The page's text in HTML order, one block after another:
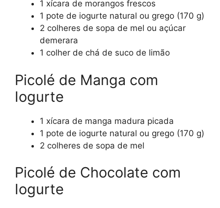
1 xícara de morangos frescos
1 pote de iogurte natural ou grego (170 g)
2 colheres de sopa de mel ou açúcar
demerara
1 colher de chá de suco de limão
Picolé de Manga com
Iogurte
1 xícara de manga madura picada
1 pote de iogurte natural ou grego (170 g)
2 colheres de sopa de mel
Picolé de Chocolate com
Iogurte